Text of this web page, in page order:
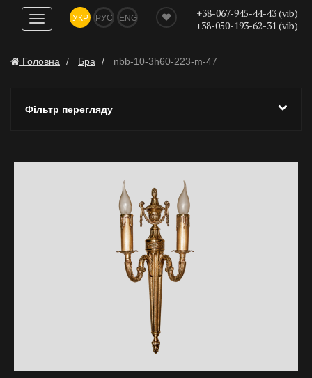
Показати
навігацію
УКР РУС ENG
+38-067-945-44-43 (vib)
+38-050-193-62-31 (vib)
Головна Бра nbb-10-3h60-223-m-47
Фільтр перегляду